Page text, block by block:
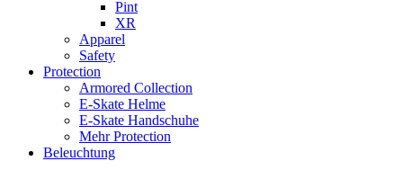
Pint
XR
Apparel
Safety
Protection
Armored Collection
E-Skate Helme
E-Skate Handschuhe
Mehr Protection
Beleuchtung